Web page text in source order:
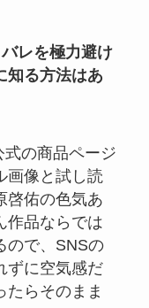
レを極力避け
知る方法はあ
の商品ページ
画像と試し読
啓佑の色気あ
作品ならでは
ので、SNSの
ずに空気感だ
たらそのまま